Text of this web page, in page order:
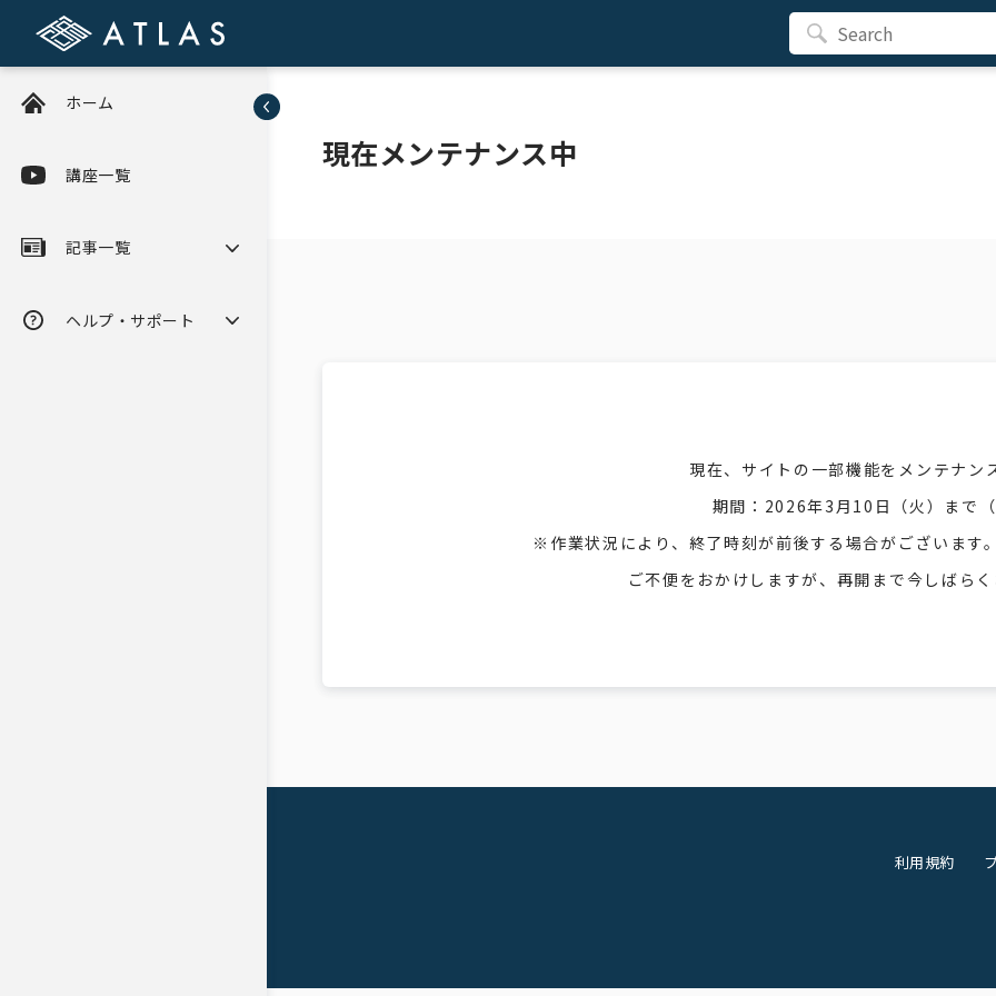
ホーム
講座一覧
記事一覧
ヘルプ・サポート
現在メンテナンス中
現在、サイトの一部機能をメンテナン
期間：2026年3月10日（火）まで（
※作業状況により、終了時刻が前後する場合がございます
ご不便をおかけしますが、再開まで今しばらく
利用規約